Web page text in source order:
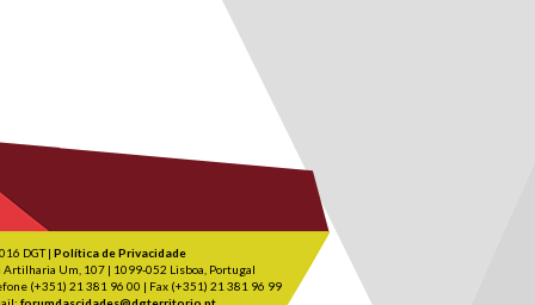
DGT |Política de Privacidade
Artilharia Um, 107 | 1099-052 Lisboa, Portugal
(+351) 21 381 96 00 | Fax (+351) 21 381 96 99
forumdascidades@dgterritorio.pt